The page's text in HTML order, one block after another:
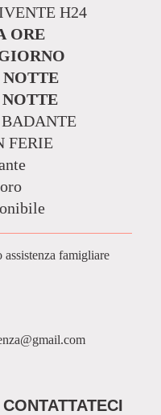
H24
ORE
NOTTE
FERIE
associazione badanti Friuli Veneto assistenza famigliare